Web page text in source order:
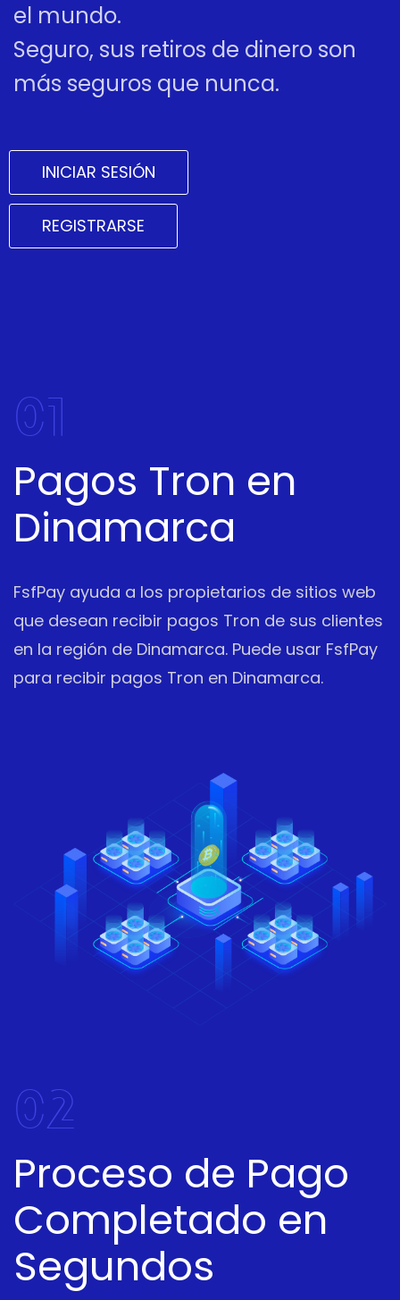
el mundo.
Seguro, sus retiros de dinero son
más seguros que nunca.
INICIAR SESIÓN
REGISTRARSE
01
Pagos Tron en
Dinamarca
FsfPay ayuda a los propietarios de sitios web
que desean recibir pagos Tron de sus clientes
en la región de Dinamarca. Puede usar FsfPay
para recibir pagos Tron en Dinamarca.
02
Proceso de Pago
Completado en
Segundos